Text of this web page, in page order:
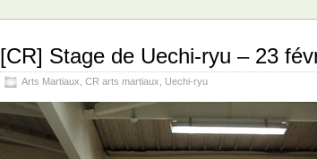
[CR] Stage de Uechi-ryu – 23
Arts Martiaux ,CR arts martiaux Uechi-ryu